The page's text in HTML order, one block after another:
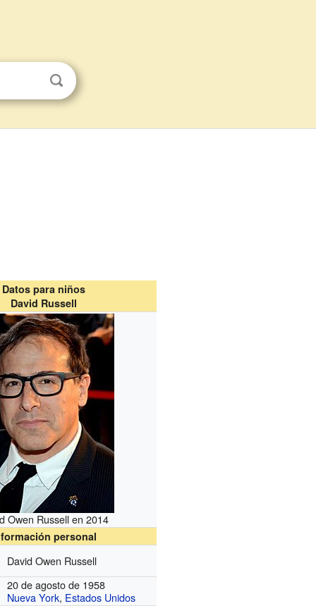
Datos para niños
David Russell
Owen Russell en 2014
personal
David Owen Russell
20 de agosto de 1958
Nueva York, Estados Unidos